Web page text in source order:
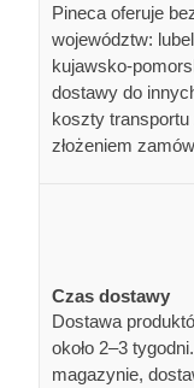
Pineca oferuje
województw:
kujawsko-
dostawy do
koszty
złożeniem
Czas dostawy
Dostawa
około 2–3
magazynie,